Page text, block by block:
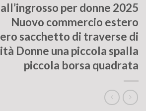
per donne 2025
Nuovo commercio estero
sacchetto di traverse di
Donne una piccola spalla
piccola borsa quadrata